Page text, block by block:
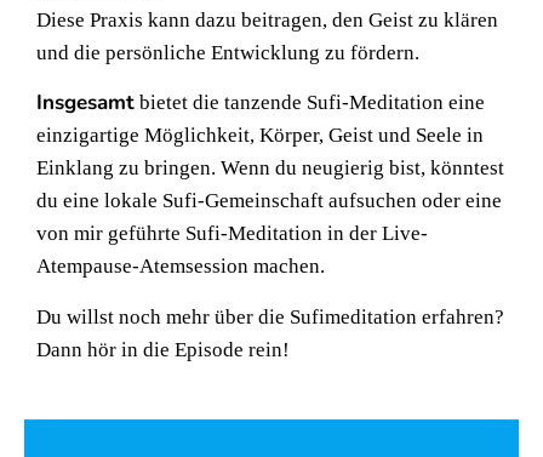
Diese Praxis kann dazu beitragen, den Geist zu klären
und die persönliche Entwicklung zu fördern.
Insgesamt bietet die tanzende Sufi-Meditation eine
einzigartige Möglichkeit, Körper, Geist und Seele in
Einklang zu bringen. Wenn du neugierig bist, könntest
du eine lokale Sufi-Gemeinschaft aufsuchen oder eine
von mir geführte Sufi-Meditation in der Live-
Atempause-Atemsession machen.
Du willst noch mehr über die Sufimeditation erfahren?
Dann hör in die Episode rein!